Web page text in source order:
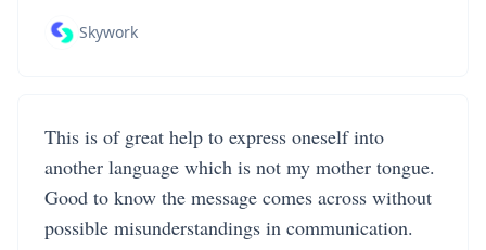
Skywork
This is of great help to express oneself into
another language which is not my mother tongue.
Good to know the message comes across without
possible misunderstandings in communication.